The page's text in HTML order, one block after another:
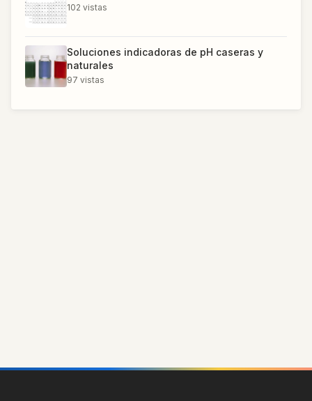
102 vistas
Soluciones indicadoras de pH caseras y
naturales
97 vistas